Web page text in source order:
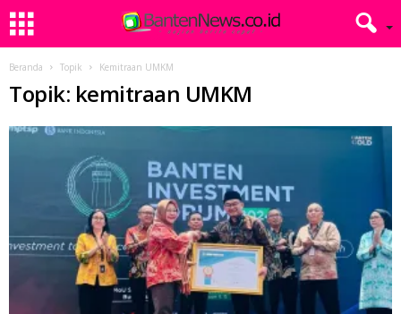
Beranda Topik Kemitraan UMKM
Topik: kemitraan UMKM